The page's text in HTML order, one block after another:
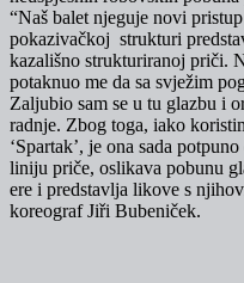
“Naš balet njeguje novi
pokazivačkoj strukturi
kazališno strukturiranoj priči.
potaknuo me da sa svježim
Zaljubio sam se u tu glazbu i
radnje. Zbog toga, iako
‘Spartak’, je ona sada
liniju priče, oslikava pobunu
ere i predstavlja likove s
koreograf Jiři Bubeniček.